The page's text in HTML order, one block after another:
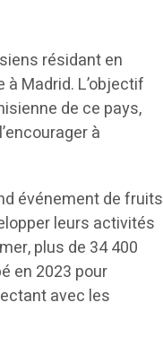
résidant en
à Madrid. L’objectif
de ce pays,
à
événement de fruits
leurs activités
plus de 34 400
en 2023 pour
avec les